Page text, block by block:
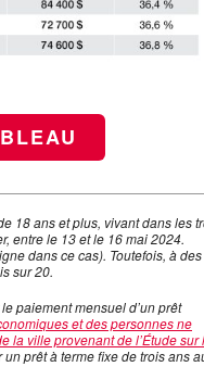
18 ans et plus, vivant dans les
entre le 13 et le 16 mai 2024.
dans ce cas). Toutefois, à
sur 20.
paiement mensuel d’un prêt
et des personnes ne
la ville provenant de l’Étude sur
prêt à terme fixe de trois ans